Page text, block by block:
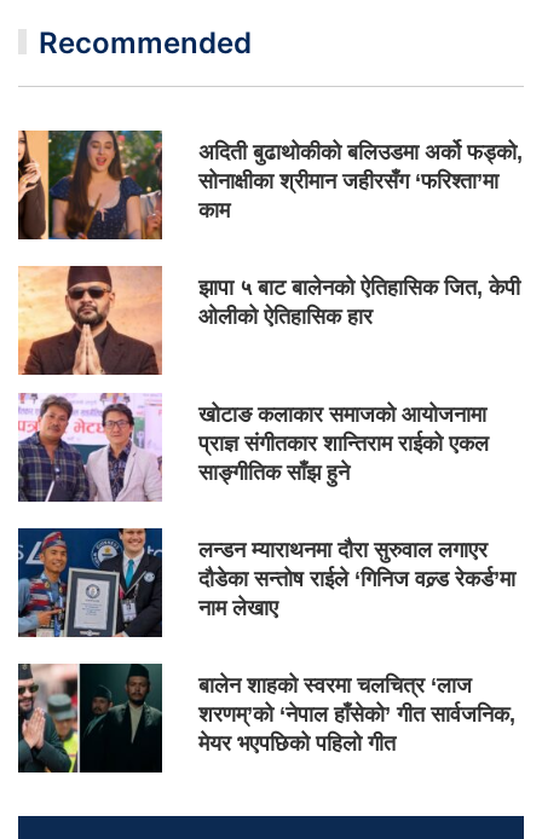
Recommended
अदिती बुढाथोकीको बलिउडमा अर्को फड्को,
सोनाक्षीका श्रीमान जहीरसँग ‘फरिश्ता’मा
काम
झापा ५ बाट बालेनको ऐतिहासिक जित, केपी
ओलीको ऐतिहासिक हार
खोटाङ कलाकार समाजको आयोजनामा
प्राज्ञ संगीतकार शान्तिराम राईको एकल
साङ्गीतिक साँझ हुने
लन्डन म्याराथनमा दौरा सुरुवाल लगाएर
दौडेका सन्तोष राईले ‘गिनिज वल्र्ड रेकर्ड’मा
नाम लेखाए
बालेन शाहको स्वरमा चलचित्र ‘लाज
शरणम्’को ‘नेपाल हाँसेको’ गीत सार्वजनिक,
मेयर भएपछिको पहिलो गीत